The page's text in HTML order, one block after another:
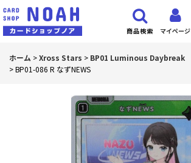
マイページ
商品検索
ホーム >Xross Stars > BP01 Luminous Daybreak
>BP01-086 R なずNEWS